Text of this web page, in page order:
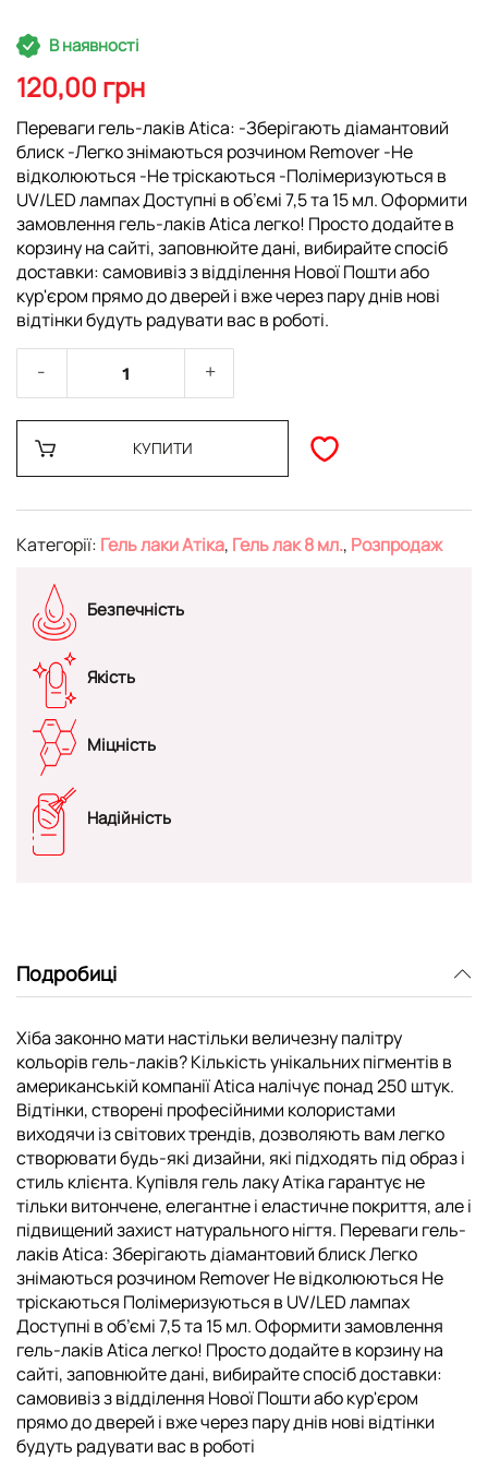
Перейти
до
початку
галереї
зображень
В наявності
120,00 грн
Переваги гель-лаків Atica: -Зберігають діамантовий
блиск -Легко знімаються розчином Remover -Не
відколюються -Не тріскаються -Полімеризуються в
UV/LED лампах Доступні в об’ємі 7,5 та 15 мл. Оформити
замовлення гель-лаків Atica легко! Просто додайте в
корзину на сайті, заповнюйте дані, вибирайте спосіб
доставки: самовивіз з відділення Нової Пошти або
кур'єром прямо до дверей і вже через пару днів нові
відтінки будуть радувати вас в роботі.
КУПИТИ
Категорії: Гель лаки Атіка, Гель лак 8 мл., Розпродаж
Безпечність
Якість
Міцність
Надійність
Подробиці
Хіба законно мати настільки величезну палітру
кольорів гель-лаків? Кількість унікальних пігментів в
американській компанії Atica налічує понад 250 штук.
Відтінки, створені професійними колористами
виходячи із світових трендів, дозволяють вам легко
створювати будь-які дизайни, які підходять під образ і
стиль клієнта. Купівля гель лаку Атіка гарантує не
тільки витончене, елегантне і еластичне покриття, але і
підвищений захист натурального нігтя. Переваги гель-
лаків Atica: Зберігають діамантовий блиск Легко
знімаються розчином Remover Не відколюються Не
тріскаються Полімеризуються в UV/LED лампах
Доступні в об’ємі 7,5 та 15 мл. Оформити замовлення
гель-лаків Atica легко! Просто додайте в корзину на
сайті, заповнюйте дані, вибирайте спосіб доставки:
самовивіз з відділення Нової Пошти або кур'єром
прямо до дверей і вже через пару днів нові відтінки
будуть радувати вас в роботі